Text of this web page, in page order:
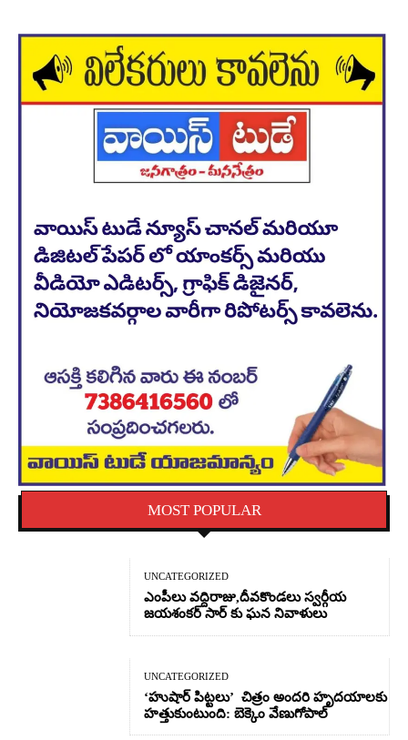
MOST POPULAR
UNCATEGORIZED
ఎంపీలు వద్దిరాజు,దీవకొండలు స్వర్గీయ
జయశంకర్ సార్ కు ఘన నివాళులు
UNCATEGORIZED
‘హుషార్‌ పిట్టలు’ చిత్రం అందరి హృదయాలకు
హత్తుకుంటుంది: బెక్కెం వేణుగోపాల్‌